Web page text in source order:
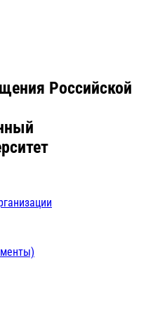
Российской